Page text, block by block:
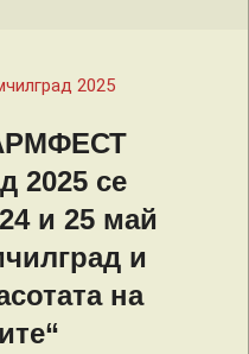
2025 се
и 25 май
и
на